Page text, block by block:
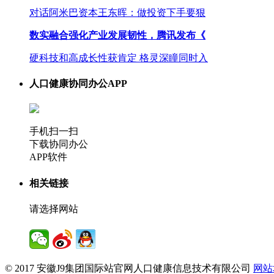
对话阿米巴资本王东晖：做投资下手要狠
数实融合强化产业发展韧性，腾讯发布《
硬科技和高成长性获肯定 格灵深瞳同时入
人口健康协同办公APP
手机扫一扫
下载协同办公
APP软件
相关链接
请选择网站
© 2017 安徽J9集团国际站官网人口健康信息技术有限公司 网